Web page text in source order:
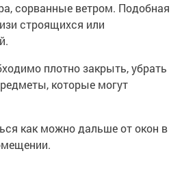
сорванные ветром. Подобная
строящихся или
плотно закрыть, убрать
которые могут
как можно дальше от окон в